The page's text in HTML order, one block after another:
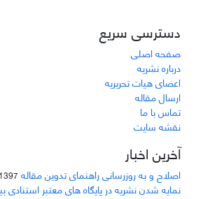
دسترسی سریع
صفحه اصلی
درباره نشریه
اعضای هیات تحریریه
ارسال مقاله
تماس با ما
نقشه سایت
آخرین اخبار
اصلاح و به روزرسانی راهنمای تدوین مقاله 1397-02-24
نمایه شدن نشریه در پایگاه های معتبر استنادی